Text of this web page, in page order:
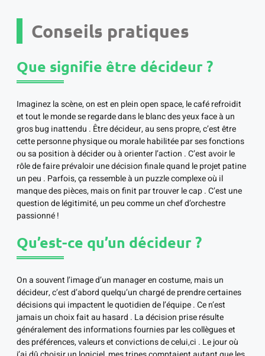
Conseils pratiques
Que signifie être décideur ?
Imaginez la scène, on est en plein open space, le café refroidit
et tout le monde se regarde dans le blanc des yeux face à un
gros bug inattendu . Être décideur, au sens propre, c’est être
cette personne physique ou morale habilitée par ses fonctions
ou sa position à décider ou à orienter l’action . C’est avoir le
rôle de faire prévaloir une décision finale quand le projet patine
un peu . Parfois, ça ressemble à un puzzle complexe où il
manque des pièces, mais on finit par trouver le cap . C’est une
question de légitimité, un peu comme un chef d’orchestre
passionné !
Qu’est-ce qu’un décideur ?
On a souvent l’image d’un manager en costume, mais un
décideur, c’est d’abord quelqu’un chargé de prendre certaines
décisions qui impactent le quotidien de l’équipe . Ce n’est
jamais un choix fait au hasard . La décision prise résulte
généralement des informations fournies par les collègues et
des préférences, valeurs et convictions de celui,ci . Le jour où